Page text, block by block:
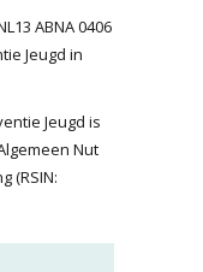
ABNA 0406
Jeugd in
Jeugd is
Nut
(RSIN: